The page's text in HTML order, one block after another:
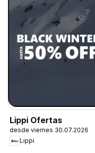
Lippi Ofertas
desde viernes 30.07.2026
Lippi